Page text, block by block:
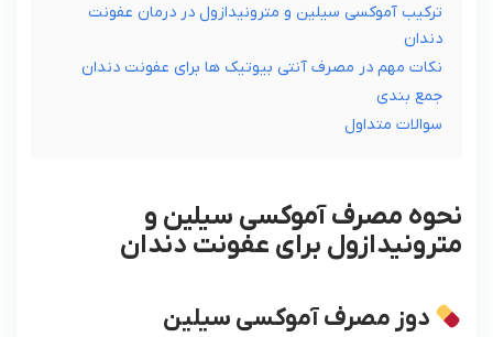
ترکیب آموکسی سیلین و مترونیدازول در درمان عفونت
دندان
نکات مهم در مصرف آنتی بیوتیک ها برای عفونت دندان
جمع بندی
سوالات متداول
نحوه مصرف آموکسی سیلین و
مترونیدازول برای عفونت دندان
دوز مصرف آموکسی سیلین